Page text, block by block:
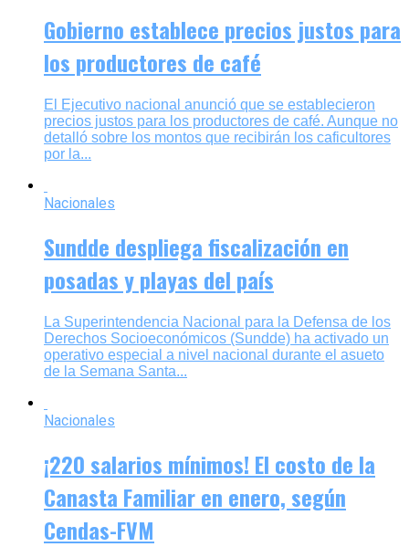
Gobierno establece precios justos para
los productores de café
El Ejecutivo nacional anunció que se establecieron
precios justos para los productores de café. Aunque no
detalló sobre los montos que recibirán los caficultores
por la...
Nacionales
Sundde despliega fiscalización en
posadas y playas del país
La Superintendencia Nacional para la Defensa de los
Derechos Socioeconómicos (Sundde) ha activado un
operativo especial a nivel nacional durante el asueto
de la Semana Santa...
Nacionales
¡220 salarios mínimos! El costo de la
Canasta Familiar en enero, según
Cendas-FVM